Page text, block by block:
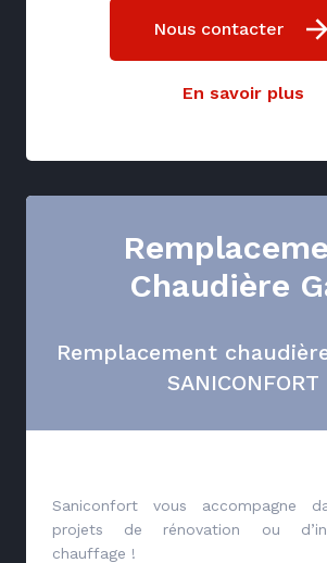
Nous contacter
En savoir plus
Chaudière
Remplacement
SANICONFORT
Saniconfort vous accompagne
projets de rénovation ou
chauffage !